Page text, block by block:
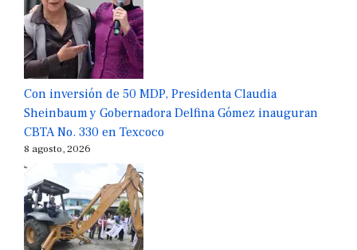
Con inversión de 50 MDP, Presidenta Claudia
Sheinbaum y Gobernadora Delfina Gómez inauguran
CBTA No. 330 en Texcoco
8 agosto, 2026